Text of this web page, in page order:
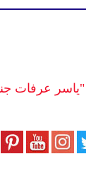
عرفات